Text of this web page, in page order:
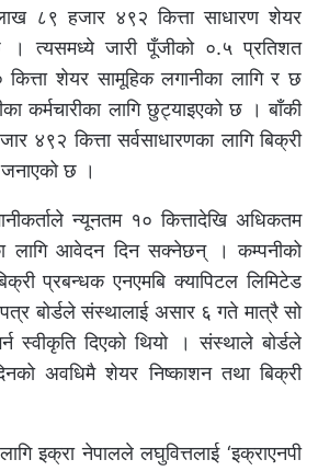
८९ हजार ४९२ कित्ता साधारण शेयर
त्यसमध्ये जारी पूँजीको ०.५ प्रतिशत
शेयर सामूहिक लगानीका लागि र छ
कर्मचारीका लागि छुट्याइएको छ । बाँकी
४९२ कित्ता सर्वसाधारणका लागि बिक्री
छ ।
न्यूनतम १० कित्तादेखि अधिकतम
लागि आवेदन दिन सक्नेछन् । कम्पनीको
प्रबन्धक एनएमबि क्यापिटल लिमिटेड
बोर्डले संस्थालाई असार ६ गते मात्रै सो
स्वीकृति दिएको थियो । संस्थाले बोर्डले
अवधिमै शेयर निष्काशन तथा बिक्री
इक्रा नेपालले लघुवित्तलाई ‘इक्राएनपी